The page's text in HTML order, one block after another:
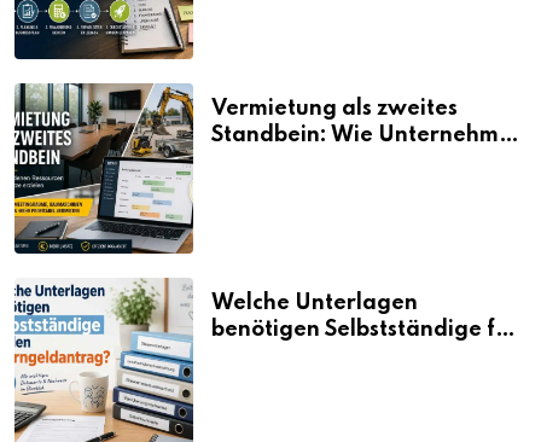
Vermietung als zweites
Standbein: Wie Unternehmen
Welche Unterlagen
benötigen Selbstständige für